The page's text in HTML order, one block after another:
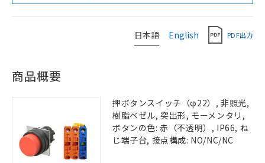
日本語 English PDF出力
商品概要
押ボタンスイッチ（φ22）, 非照光,
樹脂ベゼル, 突出形, モーメンタリ,
ボタンの色: 赤（不透明）, IP66, ね
じ端子台, 接点構成: NO/NC/NC